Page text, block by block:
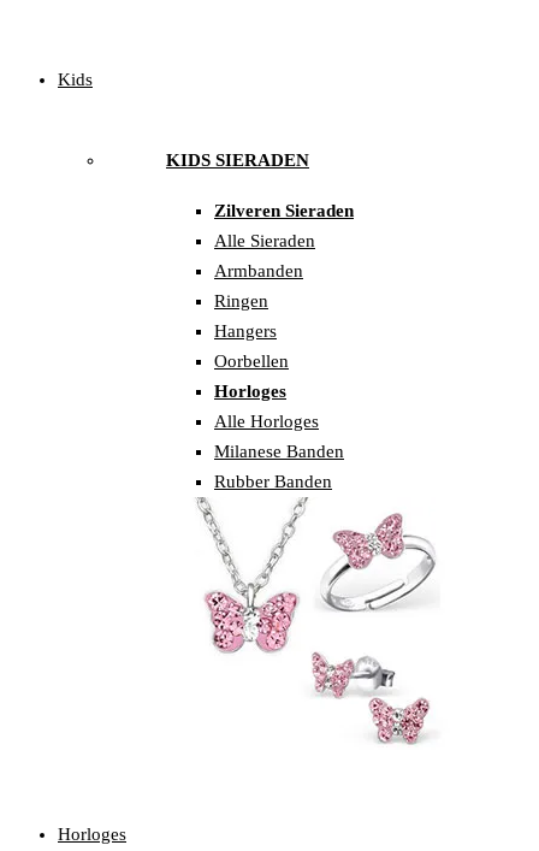
Kids
KIDS SIERADEN
Zilveren Sieraden
Alle Sieraden
Armbanden
Ringen
Hangers
Oorbellen
Horloges
Alle Horloges
Milanese Banden
Rubber Banden
Horloges